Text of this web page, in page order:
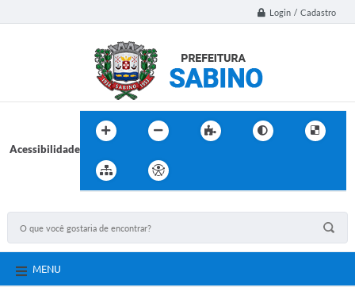
Login / Cadastro
Acessibilidade
MENU